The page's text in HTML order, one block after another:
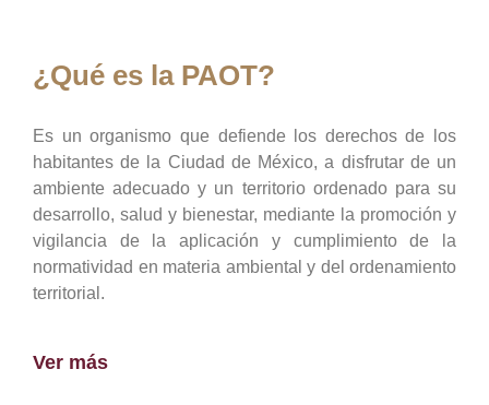
¿Qué es la PAOT?
Es un organismo que defiende los derechos de los
habitantes de la Ciudad de México, a disfrutar de un
ambiente adecuado y un territorio ordenado para su
desarrollo, salud y bienestar, mediante la promoción y
vigilancia de la aplicación y cumplimiento de la
normatividad en materia ambiental y del ordenamiento
territorial.
Ver más